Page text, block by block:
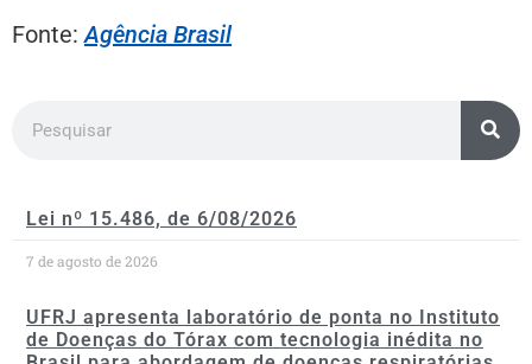
Fonte:Agência Brasil
Lei nº 15.486, de 6/08/2026
7 de agosto de 2026
UFRJ apresenta laboratório de ponta no Instituto
de Doenças do Tórax com tecnologia inédita no